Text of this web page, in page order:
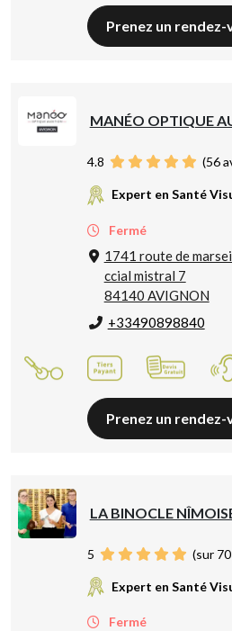
Prenez un rendez-
MANÉO OPTIQUE
4.8 (56
Expert en Santé
Fermé
1741 route de
ccial mistral 7
84140 AVIGNON
+33490898840
Prenez un rendez-
LA BINOCLE
5 (sur
Expert en Santé
Fermé